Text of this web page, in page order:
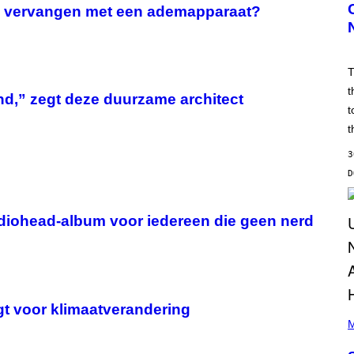
met een ademapparaat?
zegt deze duurzame architect
album voor iedereen die geen nerd
voor klimaatverandering
N
S
H
W
I
A
R
D
O
F
H
C
O
A
S
T
H